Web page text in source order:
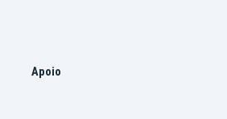
Apoio